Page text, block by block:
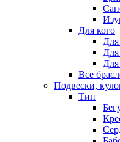
Для кого
Все
Подвески,
Тип